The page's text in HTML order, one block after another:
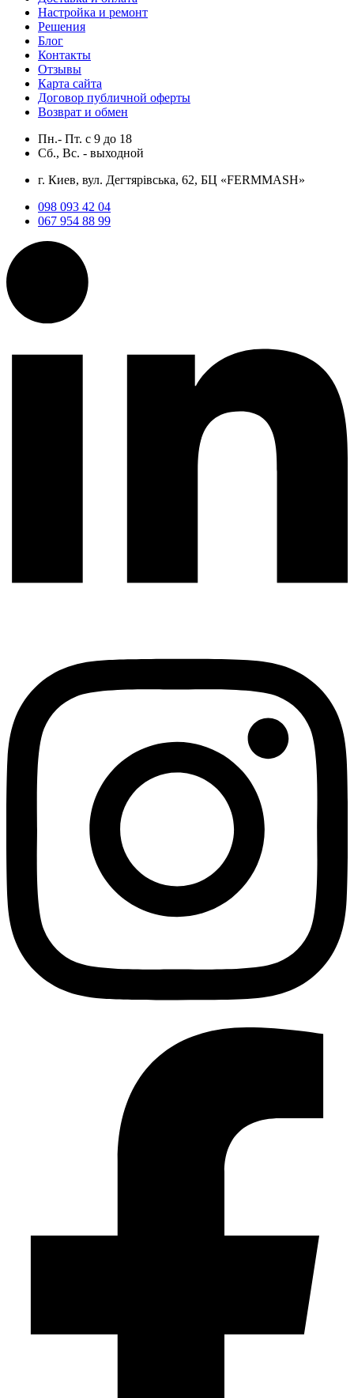
Настройка и ремонт
Решения
Блог
Контакты
Отзывы
Карта сайта
Договор публичной оферты
Возврат и обмен
Пн.- Пт. с 9 до 18
Сб., Вс. - выходной
г. Киев, вул. Дегтярівська, 62, БЦ «FERMMASH»
098 093 42 04
067 954 88 99